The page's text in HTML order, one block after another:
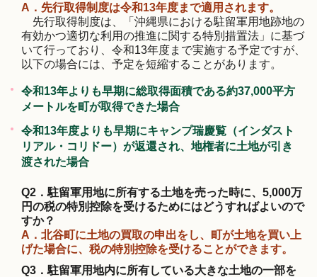
A．先行取得制度は令和13年度まで適用されます。
先行取得制度は、「沖縄県における駐留軍用地跡地の
有効かつ適切な利用の推進に関する特別措置法」に基づ
いて行っており、令和13年度まで実施する予定ですが、
以下の場合には、予定を短縮することがあります。
令和13年よりも早期に総取得面積である約37,000平方
メートルを町が取得できた場合
令和13年度よりも早期にキャンプ瑞慶覧（インダスト
リアル・コリドー）が返還され、地権者に土地が引き
渡された場合
Q2．駐留軍用地に所有する土地を売った時に、5,000万
円の税の特別控除を受けるためにはどうすればよいので
すか？
A．北谷町に土地の買取の申出をし、町が土地を買い上
げた場合に、税の特別控除を受けることができます。
Q3．駐留軍用地内に所有している大きな土地の一部を